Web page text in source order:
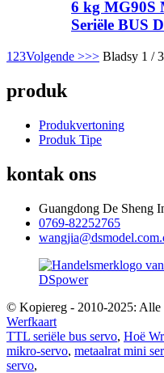
6 kg MG90S
Seriële BUS
1 23Volgende >>> Bladsy 1 / 3
produk
Produkvertoning
Produk Tipe
kontak ons
Guangdong De Sheng
0769-82252765
© Kopiereg - 2010-2025: Alle
Werfkaart
TTL seriële bus servo, Hoë
mikro-servo, metaalrat mini
servo,